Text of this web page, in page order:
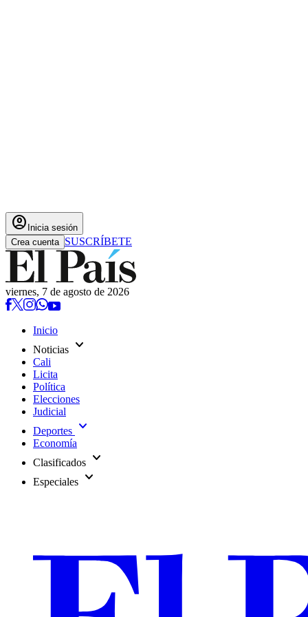
account_circle Inicia sesión
Crea cuenta SUSCRÍBETE
viernes, 7 de agosto de 2026
Inicio
Noticias expand_more
Cali
Licita
Política
Elecciones
Judicial
Deportes expand_more
Economía
Clasificados expand_more
Especiales expand_more